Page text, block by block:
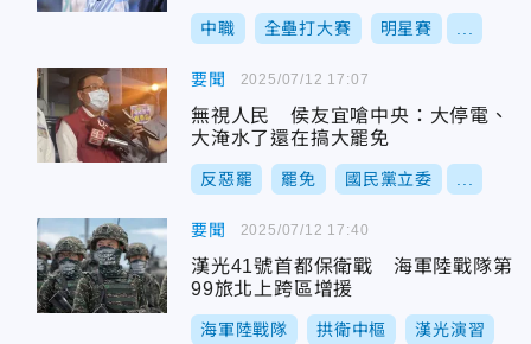
中職 全壘打大賽 明星賽
要聞
無視人民 侯友宜嗆中央：大停電、
大淹水了還在搞大罷免
反惡罷 罷免 國民黨立委
2025/07/12 17:07
要聞
漢光41號首都保衛戰 海軍陸戰隊第
99旅北上跨區增援
海軍陸戰隊 拱衛中樞 漢光演習
2025/07/12 17:40